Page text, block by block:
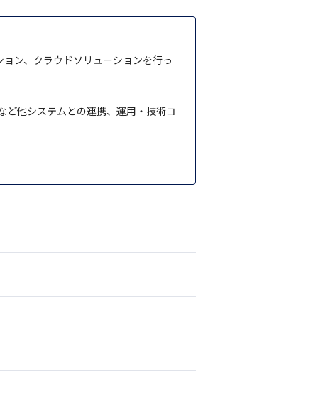
ン、クラウドソリューションを行っ
他システムとの連携、運用・技術コ